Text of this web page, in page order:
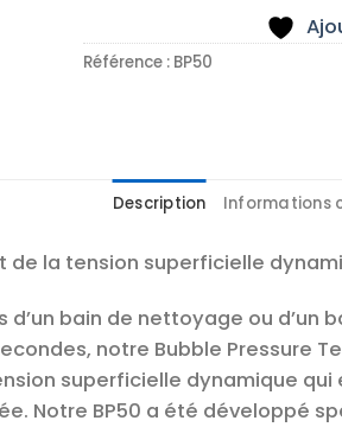
Référence : BP50
Description Informations
la tension superficielle
bain de nettoyage ou
notre Bubble Pressure
superficielle dynamique
Notre BP50 a été développé